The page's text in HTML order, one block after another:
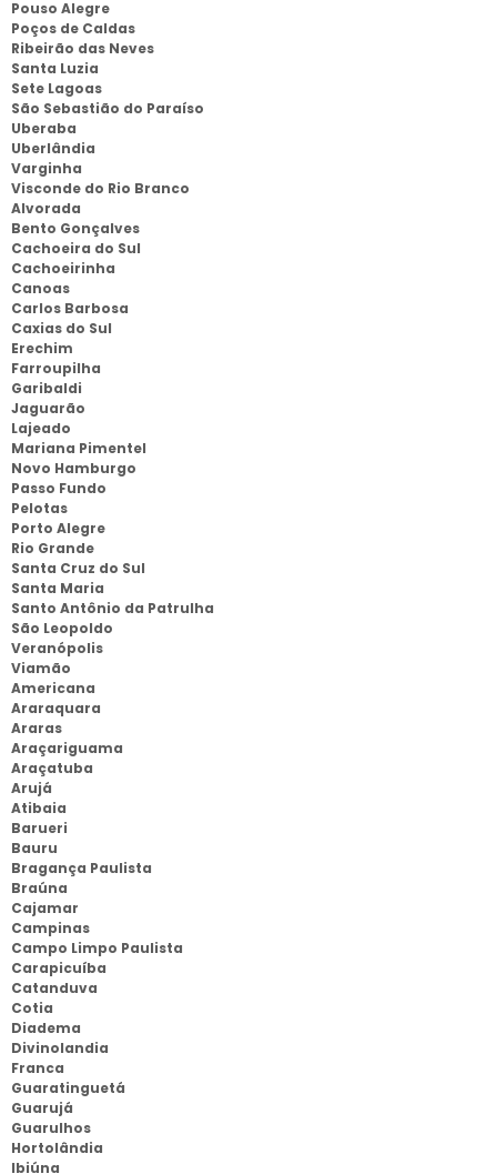
Pouso Alegre
Poços de Caldas
Ribeirão das Neves
Santa Luzia
Sete Lagoas
São Sebastião do Paraíso
Uberaba
Uberlândia
Varginha
Visconde do Rio Branco
Alvorada
Bento Gonçalves
Cachoeira do Sul
Cachoeirinha
Canoas
Carlos Barbosa
Caxias do Sul
Erechim
Farroupilha
Garibaldi
Jaguarão
Lajeado
Mariana Pimentel
Novo Hamburgo
Passo Fundo
Pelotas
Porto Alegre
Rio Grande
Santa Cruz do Sul
Santa Maria
Santo Antônio da Patrulha
São Leopoldo
Veranópolis
Viamão
Americana
Araraquara
Araras
Araçariguama
Araçatuba
Arujá
Atibaia
Barueri
Bauru
Bragança Paulista
Braúna
Cajamar
Campinas
Campo Limpo Paulista
Carapicuíba
Catanduva
Cotia
Diadema
Divinolandia
Franca
Guaratinguetá
Guarujá
Guarulhos
Hortolândia
Ibiúna